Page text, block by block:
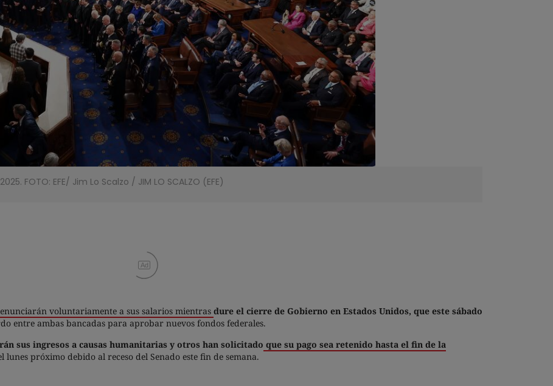
FOTO: EFE/ Jim Lo Scalzo / JIM LO SCALZO (EFE)
Ad
voluntariamente a sus salarios mientras dure el cierre de Gobierno en Estados Unidos, que este sábado
entre ambas bancadas para aprobar nuevos fondos federales.
sus ingresos a causas humanitarias y otros han solicitado que su pago sea retenido hasta el fin de la
lunes próximo debido al receso del Senado este fin de semana.